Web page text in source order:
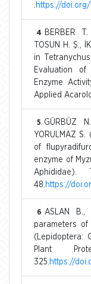
https://doi.org/
4
BERBER
TOSUN H. Ş.,
in
Evaluation of
Enzyme
Applied
5 GÜRBÜZ
YORULMAZ
of
enzyme of
Aphididae).
48. https://
6 ASLAN B.,
parameters
(Lepidoptera:
Plant
325. https://